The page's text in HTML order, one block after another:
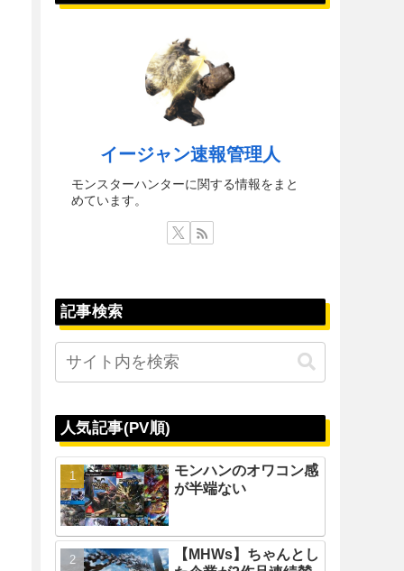
イージャン速報管理人
モンスターハンターに関する情報をまと
めています。
記事検索
人気記事(PV順)
モンハンのオワコン感
が半端ない
【MHWs】ちゃんとし